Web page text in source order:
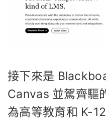
接下來是
Canvas 並駕齊驅
為高等教育和 K-